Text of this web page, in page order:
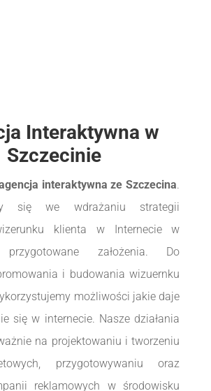
Interaktywna w
Szczecinie
interaktywna ze Szczecina.
się we wdrażaniu strategii
klienta w Internecie w
założenia. Do
i budowania wizuernku
możliwości jakie daje
się w internecie. Nasze działania
na projektowaniu i tworzeniu
przygotowywaniu oraz
reklamowych w środowisku